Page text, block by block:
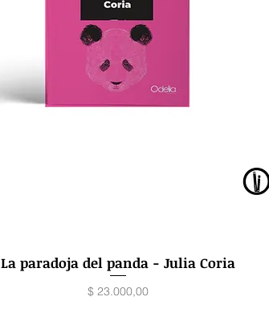
Vista rápida
La paradoja del panda - Julia Coria
Precio
$ 23.000,00